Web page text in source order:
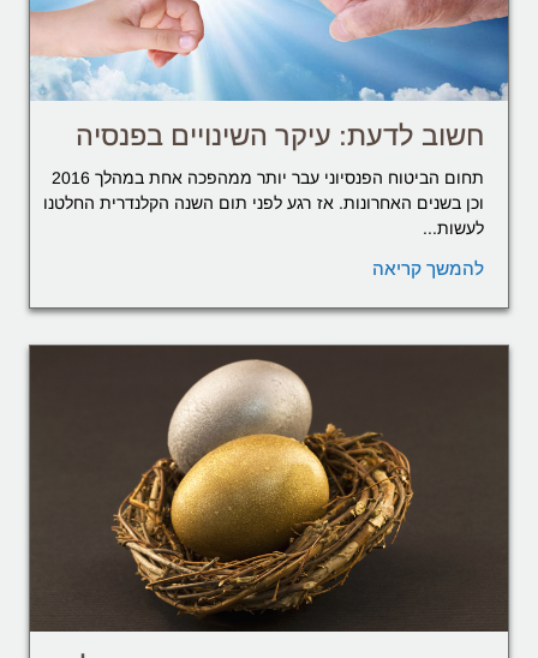
חשוב לדעת: עיקר השינויים בפנסיה
תחום הביטוח הפנסיוני עבר יותר ממהפכה אחת במהלך 2016
וכן בשנים האחרונות. אז רגע לפני תום השנה הקלנדרית החלטנו
לעשות...
להמשך קריאה